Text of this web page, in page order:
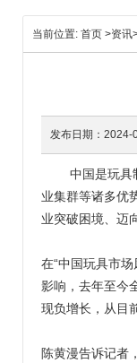
当前位置: 首页 >资讯
发布日期：2024-
中国是玩具
业集群等诸多优
业突破困境、迈
在“中国玩具市
影响，去年至今
现负增长，从目
陈黄漫告诉记者